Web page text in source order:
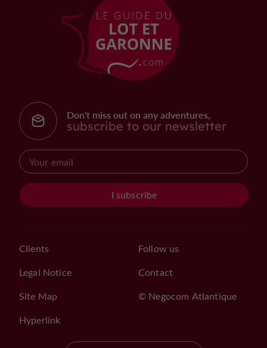
Don't miss out on any adventures,
subscribe to our newsletter
I subscribe
Clients
Legal Notice
Site Map
Hyperlink
Follow us
Contact
© Negocom Atlantique